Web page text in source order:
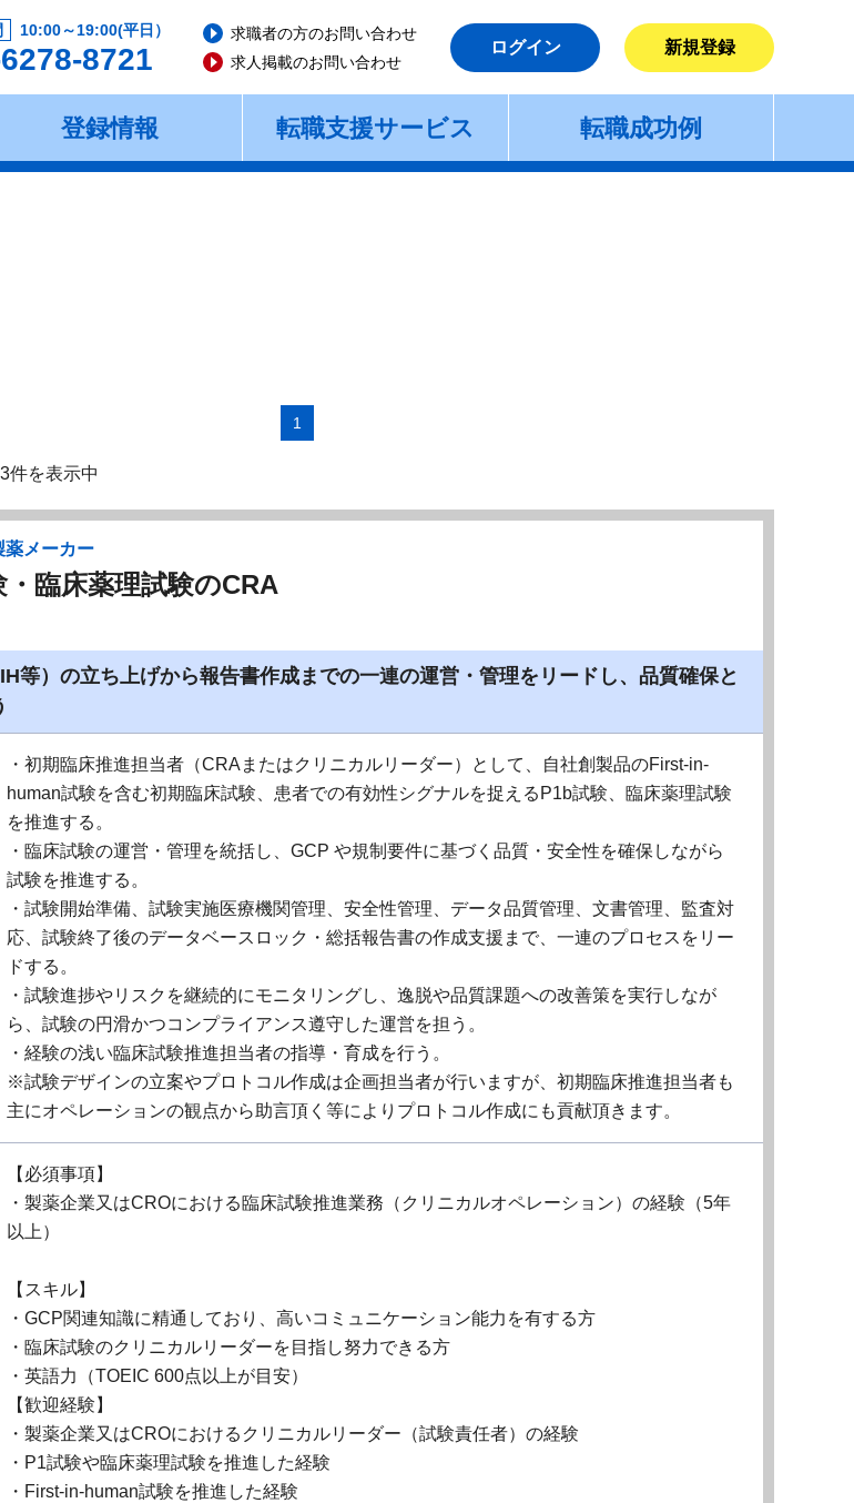
10:00～19:00(平日）
8721
求職者の方のお問い合わせ
求人掲載のお問い合わせ
ログイン 新規登録
登録情報 転職支援サービス 転職成功例
1
件を表示中
薬メーカー
臨床薬理試験のCRA
等）の立ち上げから報告書作成までの一連の運営・管理をリードし、品質確保と
・初期臨床推進担当者（CRAまたはクリニカルリーダー）として、自社創製品のFirst-in-
human試験を含む初期臨床試験、患者での有効性シグナルを捉えるP1b試験、臨床薬理試験
を推進する。
・臨床試験の運営・管理を統括し、GCP や規制要件に基づく品質・安全性を確保しながら
試験を推進する。
・試験開始準備、試験実施医療機関管理、安全性管理、データ品質管理、文書管理、監査対
応、試験終了後のデータベースロック・総括報告書の作成支援まで、一連のプロセスをリー
ドする。
・試験進捗やリスクを継続的にモニタリングし、逸脱や品質課題への改善策を実行しなが
ら、試験の円滑かつコンプライアンス遵守した運営を担う。
・経験の浅い臨床試験推進担当者の指導・育成を行う。
※試験デザインの立案やプロトコル作成は企画担当者が行いますが、初期臨床推進担当者も
主にオペレーションの観点から助言頂く等によりプロトコル作成にも貢献頂きます。
【必須事項】
・製薬企業又はCROにおける臨床試験推進業務（クリニカルオペレーション）の経験（5年
以上）
【スキル】
・GCP関連知識に精通しており、高いコミュニケーション能力を有する方
・臨床試験のクリニカルリーダーを目指し努力できる方
・英語力（TOEIC 600点以上が目安）
【歓迎経験】
・製薬企業又はCROにおけるクリニカルリーダー（試験責任者）の経験
・P1試験や臨床薬理試験を推進した経験
・First-in-human試験を推進した経験